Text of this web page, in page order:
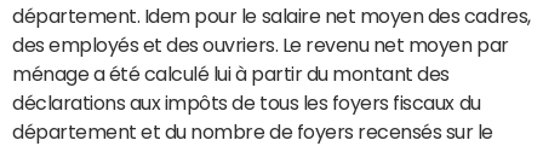
département. Idem pour le salaire net moyen des cadres,
des employés et des ouvriers. Le revenu net moyen par
ménage a été calculé lui à partir du montant des
déclarations aux impôts de tous les foyers fiscaux du
département et du nombre de foyers recensés sur le